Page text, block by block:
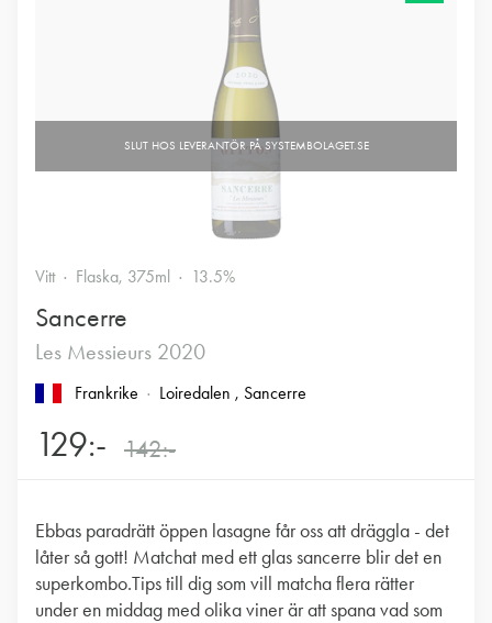
Vitt Flaska, 375ml 13.5%
Sancerre
Les Messieurs 2020
Frankrike Loiredalen , Sancerre
129:- 142:-
Ebbas paradrätt öppen lasagne får oss att dräggla - det
låter så gott! Matchat med ett glas sancerre blir det en
superkombo.Tips till dig som vill matcha flera rätter
under en middag med olika viner är att spana vad som